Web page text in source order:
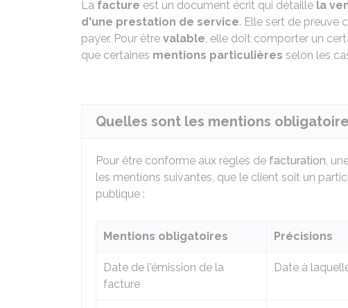
La facture est un document écrit qui détaille la
d'une prestation de service. Elle sert de preuve
payer. Pour être valable, elle doit comporter un
que certaines mentions particulières selon les
Quelles sont les mentions
Pour être conforme aux règles de facturation,
les mentions suivantes, que le client soit un
publique :
Mentions obligatoires Précisions
Date de l'émission de la
facture
Date à